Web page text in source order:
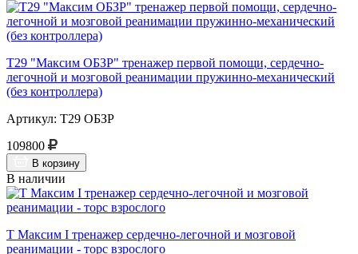
Т29 "Максим ОБЗР" тренажер первой помощи, сердечно-
легочной и мозговой реанимации пружинно-механический
(без контроллера)
Артикул: Т29 ОБЗР
109800
В корзину
В наличии
Т Максим I тренажер сердечно-легочной и мозговой
реанимации - торс взрослого